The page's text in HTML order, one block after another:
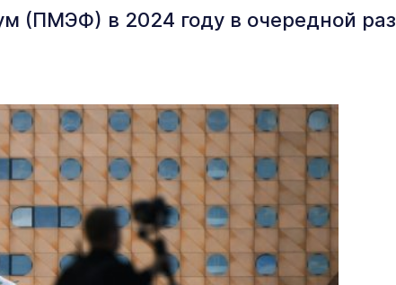
(ПМЭФ) в 2024 году в очередной раз